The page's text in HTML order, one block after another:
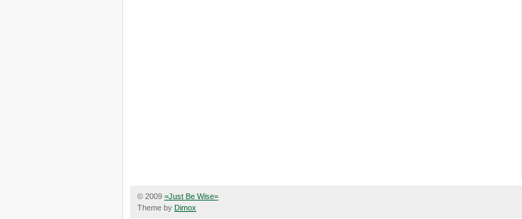
© 2009 =Just Be Wise=
Theme by Dimox